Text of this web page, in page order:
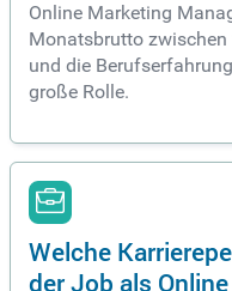
Online Marketing
Monatsbrutto zwischen
und die
große Rolle.
Welche
der Job als